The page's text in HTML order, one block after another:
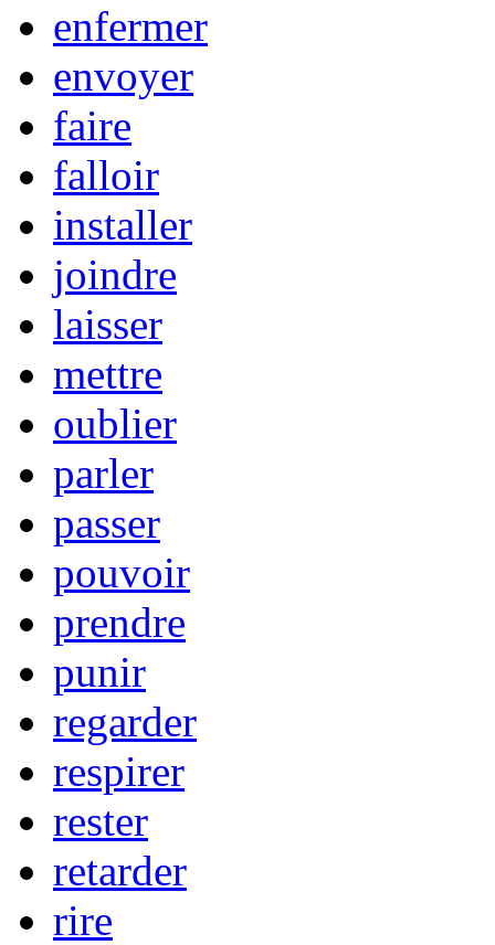
enfermer
envoyer
faire
falloir
installer
joindre
laisser
mettre
oublier
parler
passer
pouvoir
prendre
punir
regarder
respirer
rester
retarder
rire